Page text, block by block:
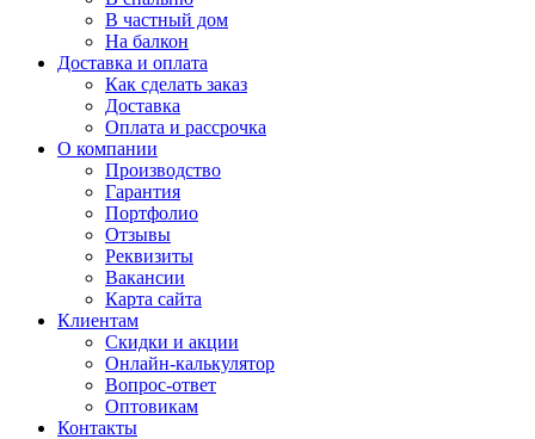
В частный дом
На балкон
Доставка и оплата
Как сделать заказ
Доставка
Оплата и рассрочка
О компании
Производство
Гарантия
Портфолио
Отзывы
Реквизиты
Вакансии
Карта сайта
Клиентам
Скидки и акции
Онлайн-калькулятор
Вопрос-ответ
Оптовикам
Контакты